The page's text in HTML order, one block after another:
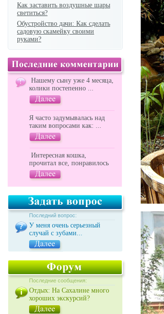
Как заставить воздушные шары
светиться?
Обустройство дачи: Как сделать
садовую скамейку своими
руками?
Нашему сыну уже 4 месяца,
колики постепенно ...
Я часто задумывалась над
таким вопросами как: ...
Интересная кошка,
прочитал все, понравилось
Последний вопрос:
У меня очень серьезный
случай с зубами...
Последние сообщения:
Отдых: На Сахалине много
хороших экскурсий?